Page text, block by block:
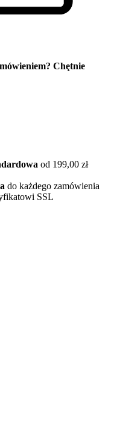
Chętnie
od 199,00 zł
do każdego zamówienia
SSL